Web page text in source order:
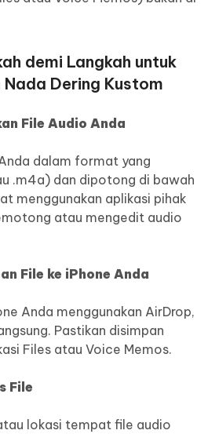
demi Langkah untuk
Nada Dering Kustom
File Audio Anda
dalam format yang
.m4a) dan dipotong di bawah
menggunakan aplikasi pihak
atau mengedit audio
File ke iPhone Anda
Anda menggunakan AirDrop,
Pastikan disimpan
Files atau Voice Memos.
File
lokasi tempat file audio